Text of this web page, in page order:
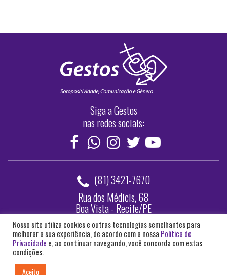
Siga a Gestos
nas redes sociais:
(81) 3421-7670
Rua dos Médicis, 68
Boa Vista - Recife/PE
Webmail
Nosso site utiliza cookies e outras tecnologias semelhantes para
melhorar a sua experiência, de acordo com a nossa Política de
Privacidade e, ao continuar navegando, você concorda com estas
condições.
Aceito